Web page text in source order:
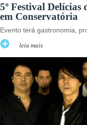
5º Festival Delícias
em Conservatória
Evento terá gastronomia,
leia mais